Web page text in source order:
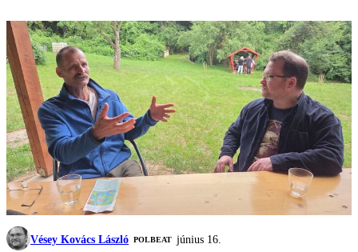
Vésey Kovács László ‎POLBEAT június 16.